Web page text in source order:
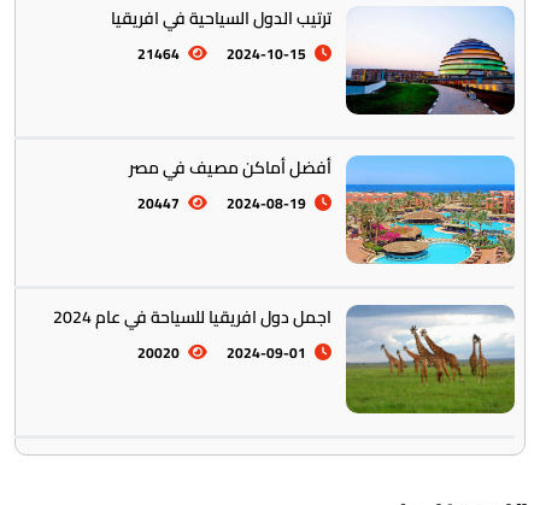
ترتيب الدول السياحية في افريقيا
2024-10-15
21464
أفضل أماكن مصيف في مصر
2024-08-19
20447
اجمل دول افريقيا للسياحة في عام 2024
2024-09-01
20020